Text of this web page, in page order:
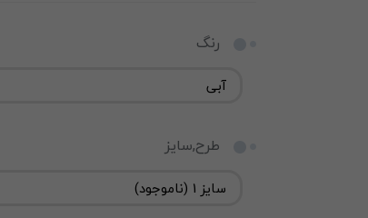
رنگ
طرح,سایز